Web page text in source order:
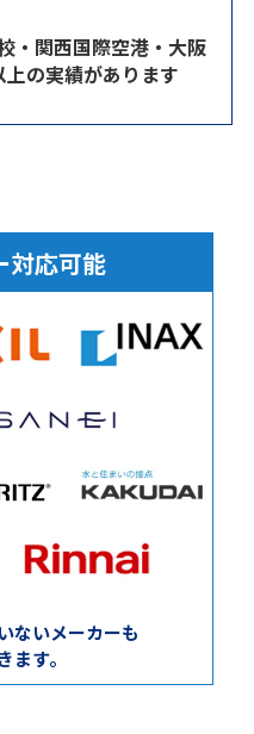
・関西国際空港・大阪
の実績があります
対応可能
ないメーカーも
ます。